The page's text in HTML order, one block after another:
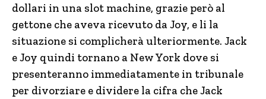
dollari in una slot machine, grazie però al
gettone che aveva ricevuto da Joy, e li la
situazione si complicherà ulteriormente. Jack
e Joy quindi tornano a New York dove si
presenteranno immediatamente in tribunale
per divorziare e dividere la cifra che Jack